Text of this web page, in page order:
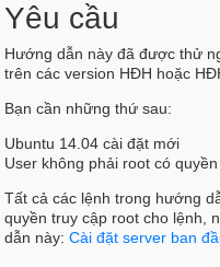
Yêu cầu
Hướng dẫn này đã được thử
trên các version HĐH hoặc
Bạn cần những thứ sau:
Ubuntu 14.04 cài đặt mới
User không phải root có
Tất cả các lệnh trong hướng
quyền truy cập root cho lệnh,
dẫn này:Cài đặt server ban